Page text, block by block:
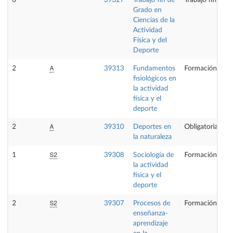
Grado en
Ciencias de la
Actividad
Física y del
Deporte
2 A 39313
Fundamentos
fisiológicos en
la actividad
física y el
deporte
Formación
2 A 39310
Deportes en
la naturaleza
Obligatoria
1 S2 39308
Sociología de
la actividad
física y el
deporte
Formación
2 S2 39307
Procesos de
enseñanza-
aprendizaje
Formación